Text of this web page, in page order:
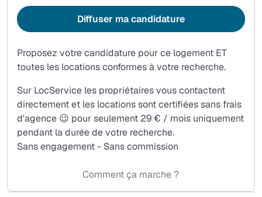
Proposez votre candidature pour ce logement ET
toutes les locations conformes à votre recherche.
Sur LocService les propriétaires vous contactent
directement et les locations sont certifiées sans frais
d'agence 😉 pour seulement 29 € / mois uniquement
pendant la durée de votre recherche.
Sans engagement - Sans commission
Diffuser ma candidature
Comment ça marche ?